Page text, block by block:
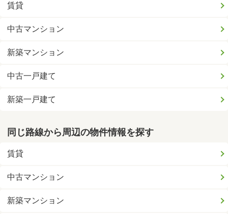
賃貸
中古マンション
新築マンション
中古一戸建て
新築一戸建て
同じ路線から周辺の物件情報を探す
賃貸
中古マンション
新築マンション